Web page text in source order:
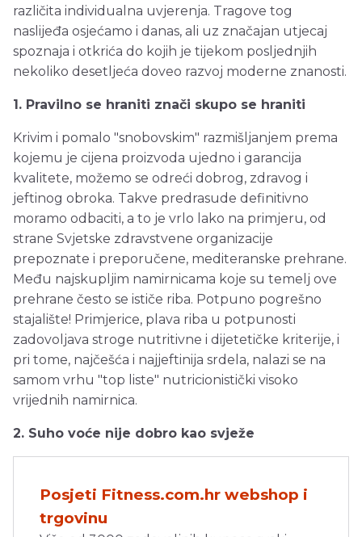
različita individualna uvjerenja. Tragove tog
naslijeđa osjećamo i danas, ali uz značajan utjecaj
spoznaja i otkrića do kojih je tijekom posljednjih
nekoliko desetljeća doveo razvoj moderne znanosti.
1. Pravilno se hraniti znači skupo se hraniti
Krivim i pomalo "snobovskim" razmišljanjem prema
kojemu je cijena proizvoda ujedno i garancija
kvalitete, možemo se odreći dobrog, zdravog i
jeftinog obroka. Takve predrasude definitivno
moramo odbaciti, a to je vrlo lako na primjeru, od
strane Svjetske zdravstvene organizacije
prepoznate i preporučene, mediteranske prehrane.
Među najskupljim namirnicama koje su temelj ove
prehrane često se ističe riba. Potpuno pogrešno
stajalište! Primjerice, plava riba u potpunosti
zadovoljava stroge nutritivne i dijetetičke kriterije, i
pri tome, najčešća i najjeftinija srdela, nalazi se na
samom vrhu "top liste" nutricionistički visoko
vrijednih namirnica.
2. Suho voće nije dobro kao svježe
Posjeti Fitness.com.hr webshop i
trgovinu